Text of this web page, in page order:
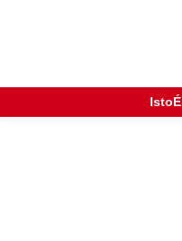
IstoÉ